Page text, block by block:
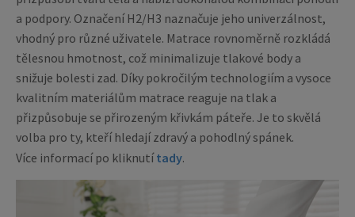
a podpory. Označení H2/H3 naznačuje jeho univerzálnost,
vhodný pro různé uživatele. Matrace rovnoměrně rozkládá
tělesnou hmotnost, což minimalizuje tlakové body a
snižuje bolesti zad. Díky pokročilým technologiím a vysoce
kvalitním materiálům matrace reaguje na tlak a
přizpůsobuje se přirozeným křivkám páteře. Je to skvělá
volba pro ty, kteří hledají zdravý a pohodlný spánek.
Více informací po kliknutítady.